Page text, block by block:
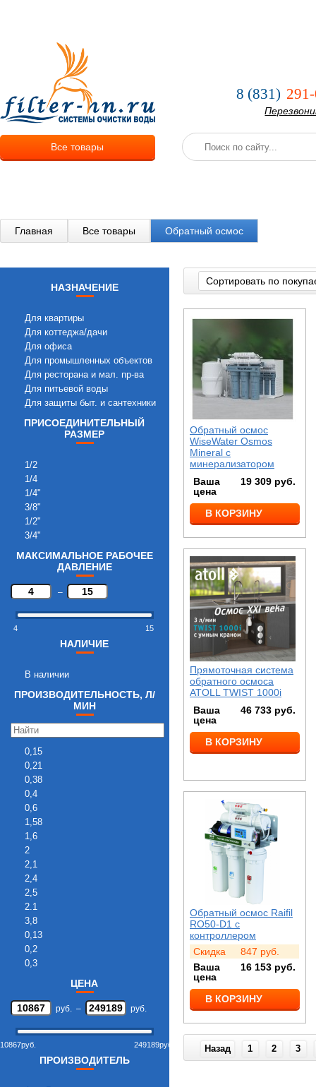
Все товары
8 (831)
Главная Все товары Обратный осмос
НАЗНАЧЕНИЕ
Для квартиры
Для коттеджа/дачи
Для офиса
Для промышленных объектов
Для ресторана и мал. пр-ва
Для питьевой воды
Для защиты быт. и сантехники
ПРИСОЕДИНИТЕЛЬНЫЙ
РАЗМЕР
1/2
1/4
1/4"
3/8"
1/2"
3/4"
МАКСИМАЛЬНОЕ РАБОЧЕЕ
ДАВЛЕНИЕ
–
4 15
НАЛИЧИЕ
В наличии
ПРОИЗВОДИТЕЛЬНОСТЬ, Л/
МИН
0,15
0,21
0,38
0,4
0,6
1,58
1,6
2
2,1
2,4
2,5
2.1
3,8
0,13
0,2
0,3
1
1,5
3
ЦЕНА
руб. – руб.
10867руб. 249189руб.
ПРОИЗВОДИТЕЛЬ
Сортировать по
Обратный осмос
WiseWater Osmos
Mineral с
минерализатором
Ваша
цена
19 309 руб.
В КОРЗИНУ
Прямоточная система
обратного осмоса
ATOLL TWIST 1000i
Ваша
цена
46 733 руб.
В КОРЗИНУ
Обратный осмос Raifil
RO50-D1 с
контроллером
Скидка
847 руб.
Ваша
цена
16 153 руб.
В КОРЗИНУ
Назад 1 2 3